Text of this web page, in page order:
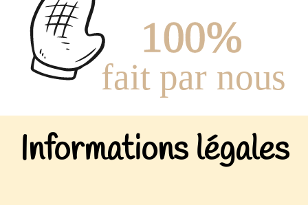
Informations légales